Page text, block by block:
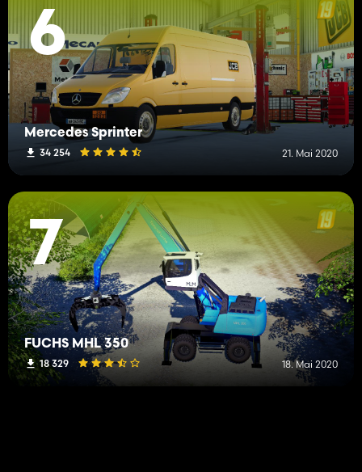
6
Mercedes Sprinter
34 254 21. Mai 2020
7
FUCHS MHL 350
18 329 18. Mai 2020